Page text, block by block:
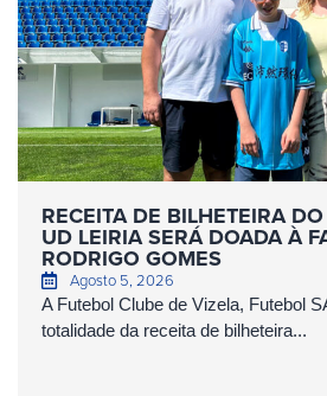
RECEITA DE BILHETEIRA
UD LEIRIA SERÁ DOADA À
RODRIGO GOMES
Agosto 5, 2026
A Futebol Clube de Vizela, Futebol
totalidade da receita de bilheteira...